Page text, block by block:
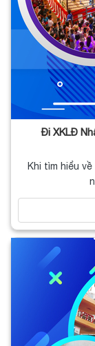
Đi XKLĐ
Khi tìm hiểu